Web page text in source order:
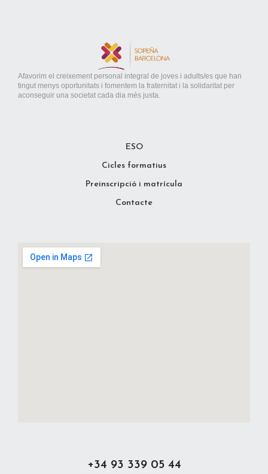
Afavorim el creixement personal integral de joves i adults/es que han
tingut menys oportunitats i fomentem la fraternitat i la solidaritat per
aconseguir una societat cada dia més justa.
ESO
Cicles formatius
Preinscripció i matrícula
Contacte
+34 93 339 05 44